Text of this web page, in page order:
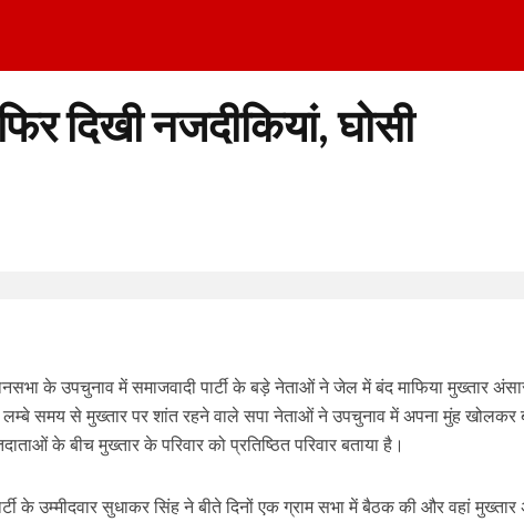
दिखी नजदीकियां, घोसी
के उपचुनाव में समाजवादी पार्टी के बड़े नेताओं ने जेल में बंद माफिया मुख्तार
समय से मुख्तार पर शांत रहने वाले सपा नेताओं ने उपचुनाव में अपना मुंह खोलकर
के बीच मुख्तार के परिवार को प्रतिष्ठित परिवार बताया है।
के उम्मीदवार सुधाकर सिंह ने बीते दिनों एक ग्राम सभा में बैठक की और वहां मुख्तार